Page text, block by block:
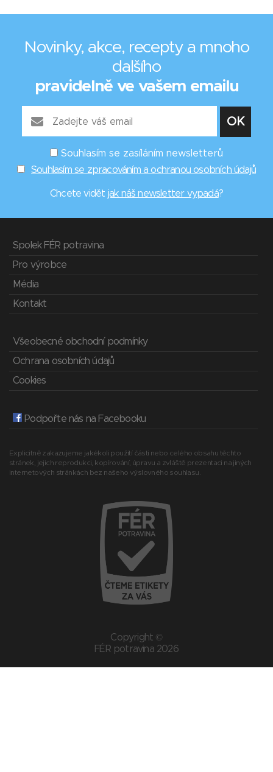
Novinky, akce, recepty a mnoho
dalšího
pravidelně ve vašem emailu
Souhlasím se zasíláním newsletterů
Souhlasím se zpracováním a ochranou osobních údajů
Chcete vidět jak náš newsletter vypadá?
Spolek FÉR potravina
Pro výrobce
Média
Kontakt
Všeobecné obchodní podmínky
Ochrana osobních údajů
Cookies
Podpořte nás na Facebooku
Explicitně zakazujeme jakékoli použití části nebo celého obsahu těchto
stránek, jejich reprodukci, kopírování, úpravu a zvláště prezentaci na jiných
internetových stránkách bez našeho výslovného souhlasu.
Copyright ©
FÉR potravina 2026